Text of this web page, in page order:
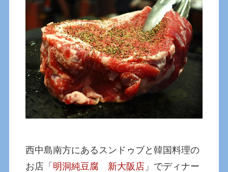
西中島南方にあるスンドゥブと韓国料理の
お店「 明洞純豆腐 新大阪店 」でディナー